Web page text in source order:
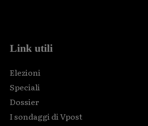
Link utili
Elezioni
Speciali
Dossier
I sondaggi di Vpost